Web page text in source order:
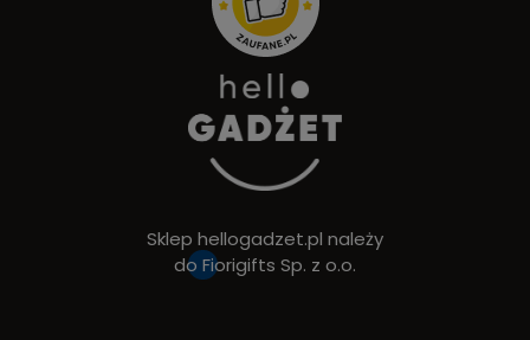
Sklep hellogadzet.pl należy
do Fiorigifts Sp. z o.o.